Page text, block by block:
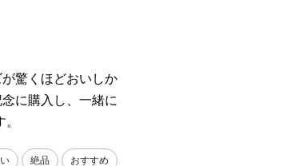
驚くほどおいしか
に購入し、一緒に
絶品 おすすめ